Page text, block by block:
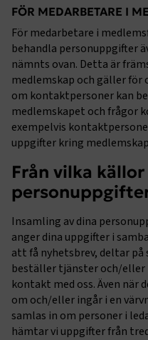
FÖR MEDARBETARE I
För medarbetare i
behandla personuppgifter
nämnts ovan. Detta är
medlemskap och gäller
om kontaktpersoner kan
medlemskapet och frågor
exempelvis
uppgifter kring
Från vilka
Insamling av dina
anger dina uppgifter i
att få nyhetsbrev, deltar på
beställer tjänster och/
kontakt med oss. Även när
om och/eller ingår i en
samlas in om personer i
hämtar vi uppgifter från